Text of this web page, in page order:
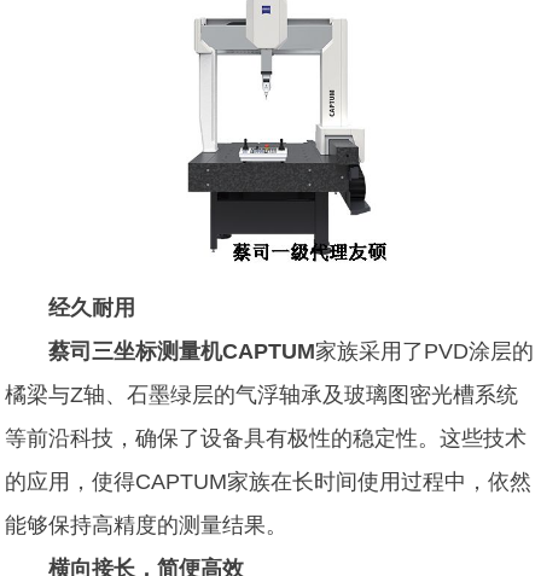
经久耐用
蔡司三坐标测量机CAPTUM家族采用了PVD涂层的
橘梁与Z轴、石墨绿层的气浮轴承及玻璃图密光槽系统
等前沿科技，确保了设备具有极性的稳定性。这些技术
的应用，使得CAPTUM家族在长时间使用过程中，依然
能够保持高精度的测量结果。
横向接长，简便高效